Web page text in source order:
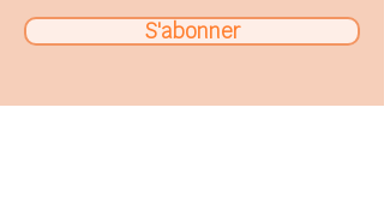
S'abonner